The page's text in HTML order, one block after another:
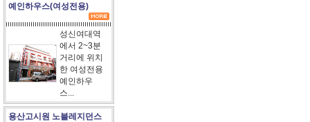
예인하우스(여성전용)
성신여대역
에서 2~3분
거리에 위치
한 여성전용
예인하우
스...
용산고시원 노블레지던스